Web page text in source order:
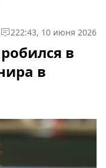
222:43, 10 июня 2026
в
в